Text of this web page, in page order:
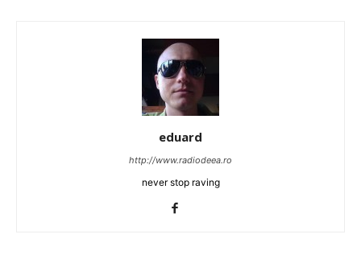
eduard
http://www.radiodeea.ro
never stop raving